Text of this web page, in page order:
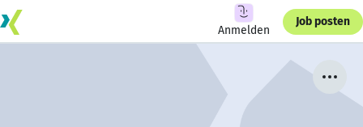
Anmelden
Job posten